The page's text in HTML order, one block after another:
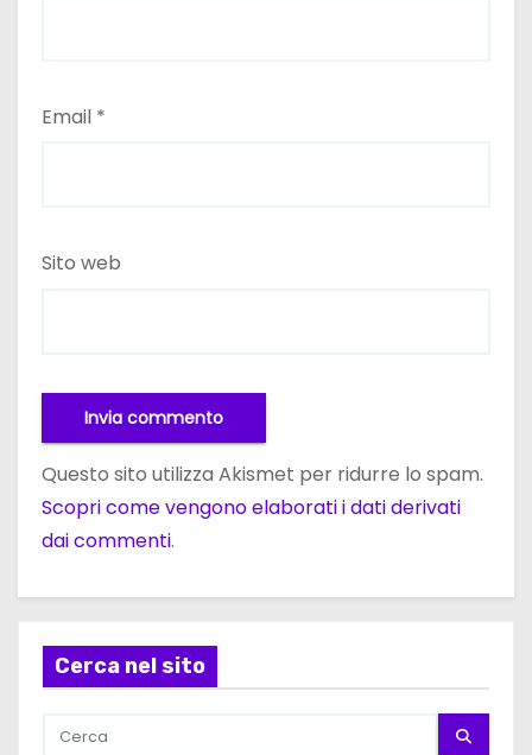
Email *
Sito web
Questo sito utilizza Akismet per ridurre lo spam.
Scopri come vengono elaborati i dati derivati
dai commenti.
Cerca nel sito